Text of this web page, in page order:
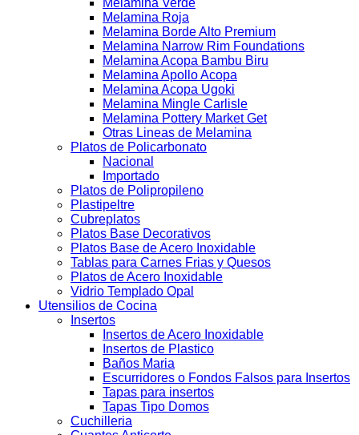
Melamina Verde
Melamina Roja
Melamina Borde Alto Premium
Melamina Narrow Rim Foundations
Melamina Acopa Bambu Biru
Melamina Apollo Acopa
Melamina Acopa Ugoki
Melamina Mingle Carlisle
Melamina Pottery Market Get
Otras Lineas de Melamina
Platos de Policarbonato
Nacional
Importado
Platos de Polipropileno
Plastipeltre
Cubreplatos
Platos Base Decorativos
Platos Base de Acero Inoxidable
Tablas para Carnes Frias y Quesos
Platos de Acero Inoxidable
Vidrio Templado Opal
Utensilios de Cocina
Insertos
Insertos de Acero Inoxidable
Insertos de Plastico
Baños Maria
Escurridores o Fondos Falsos para Insertos
Tapas para insertos
Tapas Tipo Domos
Cuchilleria